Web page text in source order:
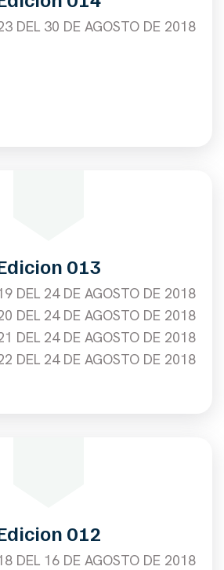
DEL 30 DE AGOSTO DE 2018
013
DEL 24 DE AGOSTO DE 2018
DEL 24 DE AGOSTO DE 2018
DEL 24 DE AGOSTO DE 2018
DEL 24 DE AGOSTO DE 2018
012
DEL 16 DE AGOSTO DE 2018